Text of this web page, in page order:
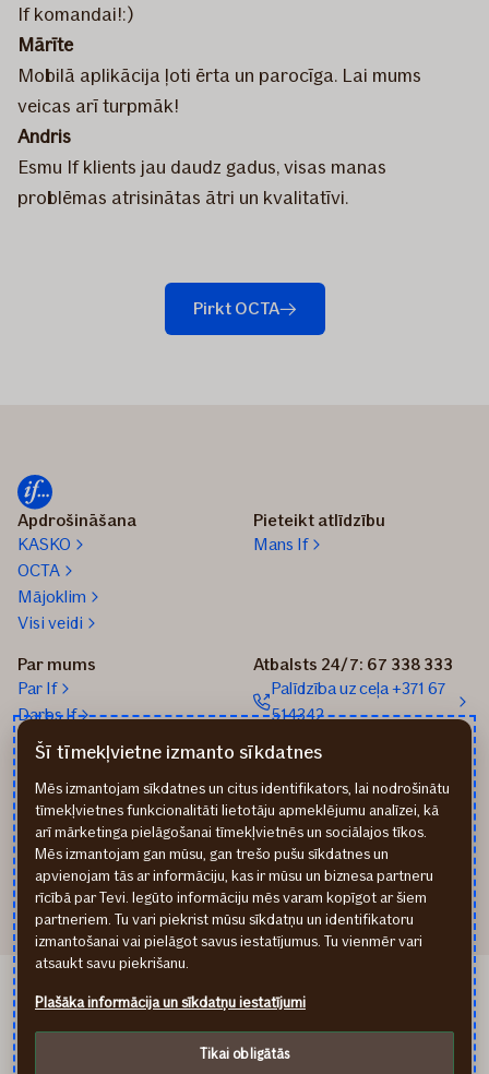
If komandai!:)
Mārīte
Mobilā aplikācija ļoti ērta un parocīga. Lai mums
veicas arī turpmāk!
Andris
Esmu If klients jau daudz gadus, visas manas
problēmas atrisinātas ātri un kvalitatīvi.
Pirkt OCTA
Apdrošināšana
KASKO
OCTA
Mājoklim
Visi veidi
Pieteikt atlīdzību
Mans If
Par mums
Par If
Darbs If
Medijiem
Ilgtspēja
Atbalsts 24/7: 67 338 333
Palīdzība uz ceļa +371 67
514342
Sūtīt e-pastu: info@if.lv
If Apdrošināšanas
izplatītāji
Pirmslīguma informācija
Rekvizīti
If Kindlustus EE
Privātuma noteikumi
Cookies
Šī tīmekļvietne izmanto sīkdatnes
Mēs izmantojam sīkdatnes un citus identifikators, lai nodrošinātu
tīmekļvietnes funkcionalitāti lietotāju apmeklējumu analīzei, kā
arī mārketinga pielāgošanai tīmekļvietnēs un sociālajos tīkos.
Mēs izmantojam gan mūsu, gan trešo pušu sīkdatnes un
apvienojam tās ar informāciju, kas ir mūsu un biznesa partneru
rīcībā par Tevi. Iegūto informāciju mēs varam kopīgot ar šiem
partneriem. Tu vari piekrist mūsu sīkdatņu un identifikatoru
izmantošanai vai pielāgot savus iestatījumus. Tu vienmēr vari
atsaukt savu piekrišanu.
Plašāka informācija un sīkdatņu iestatījumi
Tikai obligātās